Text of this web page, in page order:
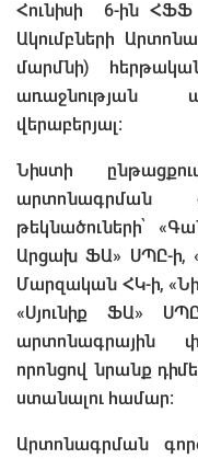
Հունիսի 6-ին
Ակումբների
մարմնի)
առաջնության
վերաբերյալ:
Նիստի
արտոնագրման
թեկնածուների՝
Արցախ ՖԱ» ՍՊԸ-ի,
Մարզական ՀԿ-ի,
«Սյունիք ՖԱ»
արտոնագրային
որոնցով նրանք
ստանալու համար:
Արտոնագրման